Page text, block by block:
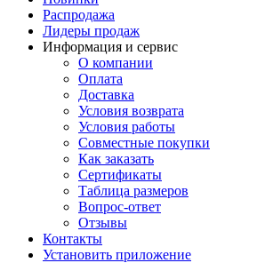
Распродажа
Лидеры продаж
Информация и сервис
О компании
Оплата
Доставка
Условия возврата
Условия работы
Совместные покупки
Как заказать
Сертификаты
Таблица размеров
Вопрос-ответ
Отзывы
Контакты
Установить приложение